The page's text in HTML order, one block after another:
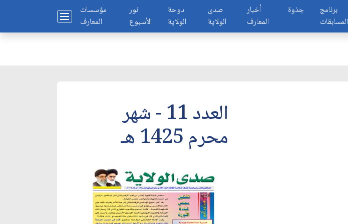
مؤسسات
المعارف
نور
الأسبوع
دوحة
الولاية
صدى
الولاية
أخبار
المعارف
جذوة
برنامج
المسابقات
العدد 11 - شهر
محرم 1425 هـ